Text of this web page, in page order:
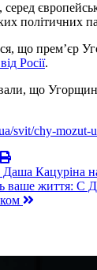
серед
політичних
що прем’єр
Росії.
що
svit/chy-mozut-
Кацуріна на
ваше життя: